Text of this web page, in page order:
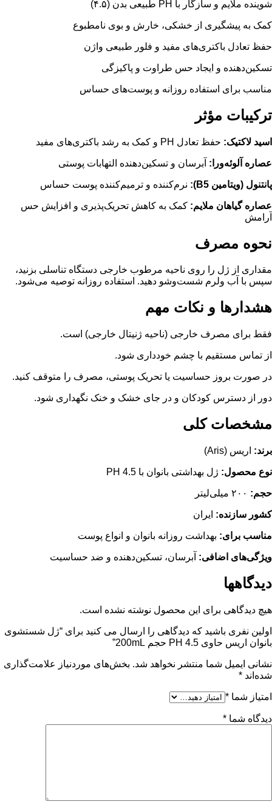
شوینده ملایم و سازگار با PH طبیعی بدن (۴.۵)
کمک به پیشگیری از خشکی، خارش و بوی نامطبوع
حفظ تعادل باکتری‌های مفید و فلور طبیعی واژن
تسکین‌دهنده و ایجاد حس طراوت و پاکیزگی
مناسب برای استفاده روزانه و پوست‌های حساس
ترکیبات مؤثر
اسید لاکتیک: حفظ تعادل PH و کمک به رشد باکتری‌های مفید
عصاره آلوئه‌ورا: آبرسان و تسکین‌دهنده التهابات پوستی
پانتنول (ویتامین B5): نرم‌کننده و ترمیم‌کننده پوست حساس
عصاره گیاهان ملایم: کمک به کاهش تحریک‌پذیری و افزایش حس
آرامش
نحوه مصرف
مقداری از ژل را روی ناحیه مرطوب خارجی دستگاه تناسلی بزنید،
سپس با آب ولرم شست‌وشو دهید. استفاده روزانه توصیه می‌شود.
هشدارها و نکات مهم
فقط برای مصرف خارجی (ناحیه ژنیتال خارجی) است.
از تماس مستقیم با چشم خودداری شود.
در صورت بروز حساسیت یا تحریک پوستی، مصرف را متوقف کنید.
دور از دسترس کودکان و در جای خشک و خنک نگهداری شود.
مشخصات کلی
برند: اریس (Aris)
نوع محصول: ژل بهداشتی بانوان با PH 4.5
حجم:
کشور سازنده: ایران
مناسب برای: بهداشت روزانه بانوان و انواع پوست
ویژگی‌های اضافی: آبرسان، تسکین‌دهنده و ضد حساسیت
دیدگاهها
هیچ دیدگاهی برای این محصول نوشته نشده است.
اولین نفری باشید که دیدگاهی را ارسال می کنید برای “ژل شستشوی
بانوان اریس حاوی PH 4.5 حجم 200mL”
نشانی ایمیل شما منتشر نخواهد شد. بخش‌های موردنیاز علامت‌گذاری
شده‌اند *
امتیاز شما *
دیدگاه شما *